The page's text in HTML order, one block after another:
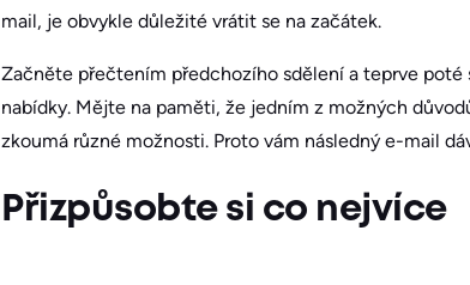
mail, je obvykle důležité vrátit se na začátek.
Začněte přečtením předchozího sdělení a teprve
nabídky. Mějte na paměti, že jedním z možných
zkoumá různé možnosti. Proto vám následný e-mail
Přizpůsobte si co nejvíce